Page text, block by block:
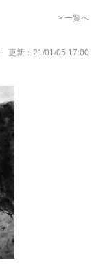
> 一覧へ
更新： 21/01/05 17:00